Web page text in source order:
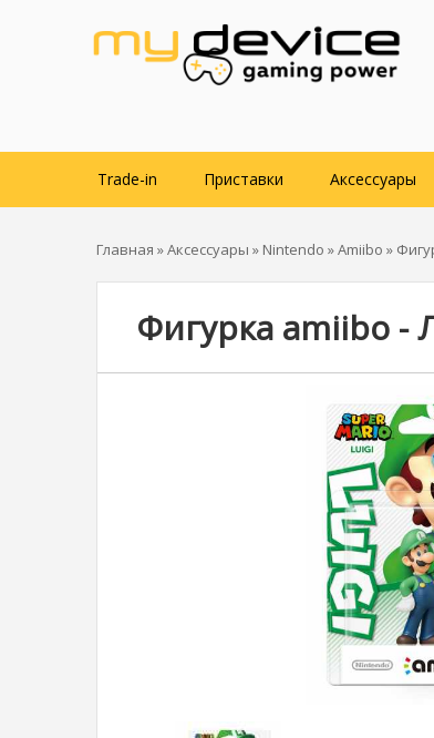
Trade-in Приставки Аксессуары
Главная »Аксессуары » Nintendo »Amiibo »
Фигурка amiibo -